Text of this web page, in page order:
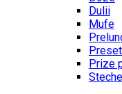
Dulii
Mufe
Prize